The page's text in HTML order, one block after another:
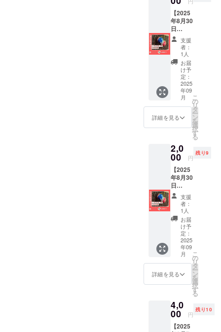
の浅草
観光や
自由研
究にオ
ススメ♪
・支援
者様の
交通費
や滞在
費は各
自でご
負担く
ださい
学ぼ
う！ ・
日程：
2025年
8月7日
（木）
14時
~（約40
分） ・
場所：
人形の
久月浅
草橋総
本店
（東京
4） ・
夏休み
の浅草
観光や
自由研
究にオ
ススメ♪
・支援
者様の
交通費
や滞在
費は各
自でご
負担く
ださい
【2025
年8月30
日
（土）
10時~開
催 木目
込みま
り作り
イベン
トご招
待】 人
形の久
月浅草
橋総本
店にて
日本人
の伝統
技術を
学ぼ
う！ ・
日程：
2025年
8月30日
（土）
10時
~（約40
分） ・
場所：
人形の
久月浅
草橋総
本店
（東京
4） ・
夏休み
の浅草
観光や
支援
者：
1人
お届
け予
定：
2025
年09
月
詳細を見る
こ
の
リ
タ
ー
ン
を
選
択
す
る
2,0
00 円
残り9
【2025
年8月30
日
（土）
14時~開
催 木目
込みま
り作り
イベン
トご招
待】 人
形の久
月浅草
橋総本
店にて
日本人
の伝統
技術を
学ぼ
う！ ・
支援
者：
1人
お届
け予
定：
2025
年09
月
詳細を見る
こ
の
リ
タ
ー
ン
を
選
択
す
る
4,0
00 円
残り10
【2025